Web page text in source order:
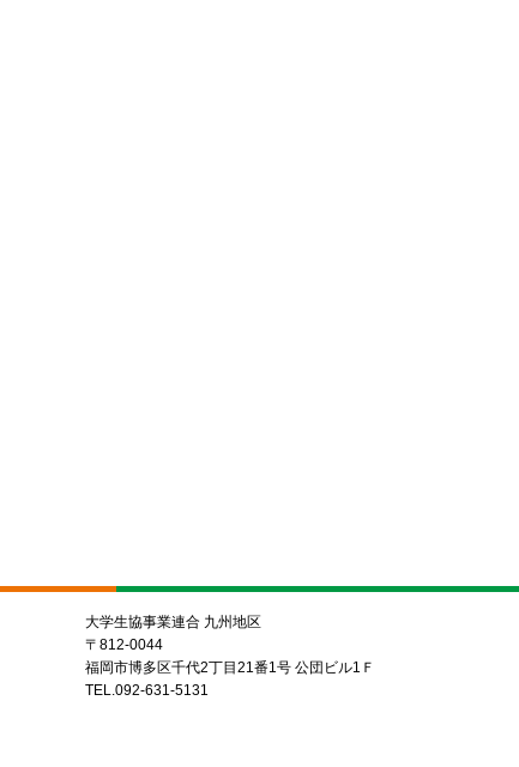
大学生協事業連合 九州地区
〒812-0044
福岡市博多区千代2丁目21番1号 公団ビル1Ｆ
TEL.092-631-5131